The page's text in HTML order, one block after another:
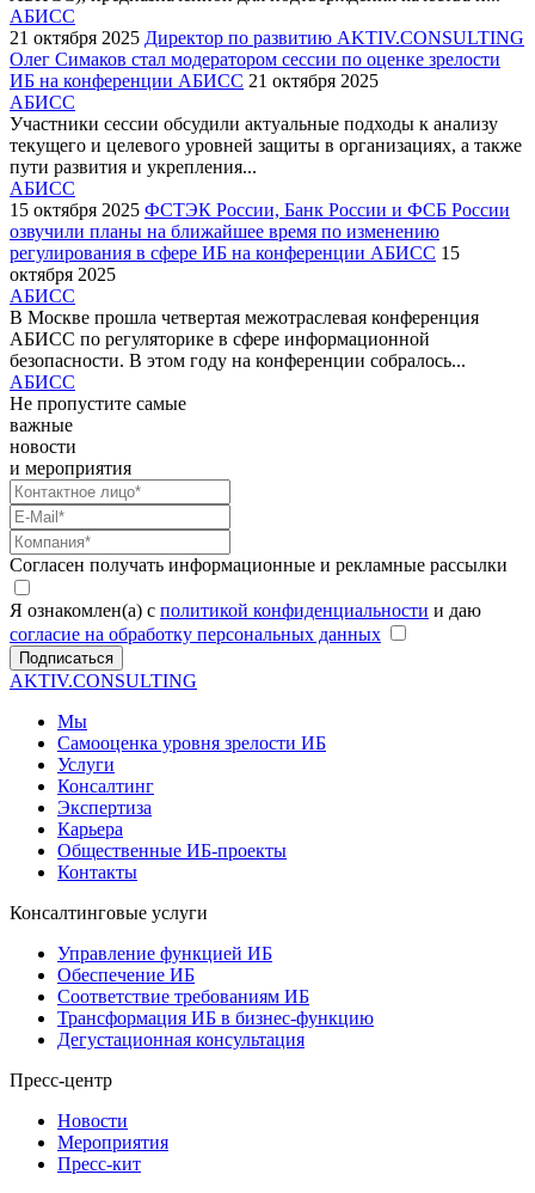
АБИСС
21 октября 2025 Директор по развитию AKTIV.CONSULTING
Олег Симаков стал модератором сессии по оценке зрелости
ИБ на конференции АБИСС 21 октября 2025
АБИСС
Участники сессии обсудили актуальные подходы к анализу
текущего и целевого уровней защиты в организациях, а также
пути развития и укрепления...
АБИСС
15 октября 2025 ФСТЭК России, Банк России и ФСБ России
озвучили планы на ближайшее время по изменению
регулирования в сфере ИБ на конференции АБИСС 15
октября 2025
АБИСС
В Москве прошла четвертая межотраслевая конференция
АБИСС по регуляторике в сфере информационной
безопасности. В этом году на конференции собралось...
АБИСС
Не пропустите самые
важные
новости
и мероприятия
Согласен получать информационные и рекламные рассылки
Я ознакомлен(а) с политикой конфиденциальности и даю
согласие на обработку персональных данных
Подписаться
AKTIV.CONSULTING
Мы
Самооценка уровня зрелости ИБ
Услуги
Консалтинг
Экспертиза
Карьера
Общественные ИБ-проекты
Контакты
Консалтинговые услуги
Управление функцией ИБ
Обеспечение ИБ
Соответствие требованиям ИБ
Трансформация ИБ в бизнес-функцию
Дегустационная консультация
Пресс-центр
Новости
Мероприятия
Пресс-кит